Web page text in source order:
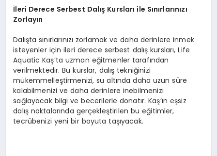
İleri Derece Serbest Dalış Kursları ile Sınırlarınızı
Zorlayın
Dalışta sınırlarınızı zorlamak ve daha derinlere inmek
isteyenler için ileri derece serbest dalış kursları, Life
Aquatic Kaş’ta uzman eğitmenler tarafından
verilmektedir. Bu kurslar, dalış tekniğinizi
mükemmelleştirmenizi, su altında daha uzun süre
kalabilmenizi ve daha derinlere inebilmenizi
sağlayacak bilgi ve becerilerle donatır. Kaş’ın eşsiz
dalış noktalarında gerçekleştirilen bu eğitimler,
tecrübenizi yeni bir boyuta taşıyacak.